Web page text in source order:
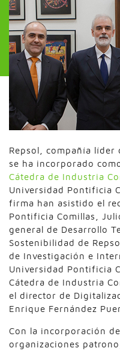
Repsol, compañía líder
se ha incorporado
Cátedra de Industria
Universidad Pontificia
firma han asistido el
Pontificia Comillas,
general de Desarrollo
Sostenibilidad de
de Investigación e
Universidad Pontificia
Cátedra de Industria
el director de
Enrique Fernández
Con la incorporación
organizaciones